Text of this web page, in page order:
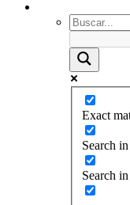
Exact
Search
Search